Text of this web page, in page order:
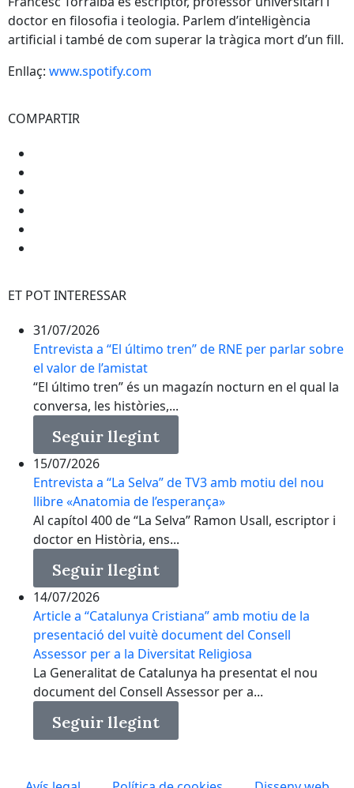
doctor en filosofia i teologia. Parlem d’intel·ligència
artificial i també de com superar la tràgica mort d’un fill.
Enllaç: www.spotify.com
COMPARTIR
ET POT INTERESSAR
31/07/2026
Entrevista a “El último tren” de RNE per parlar sobre
el valor de l’amistat
“El último tren” és un magazín nocturn en el qual la
conversa, les històries,...
Seguir llegint
15/07/2026
Entrevista a “La Selva” de TV3 amb motiu del nou
llibre «Anatomia de l’esperança»
Al capítol 400 de “La Selva” Ramon Usall, escriptor i
doctor en Història, ens...
Seguir llegint
14/07/2026
Article a “Catalunya Cristiana” amb motiu de la
presentació del vuitè document del Consell
Assessor per a la Diversitat Religiosa
La Generalitat de Catalunya ha presentat el nou
document del Consell Assessor per a...
Seguir llegint